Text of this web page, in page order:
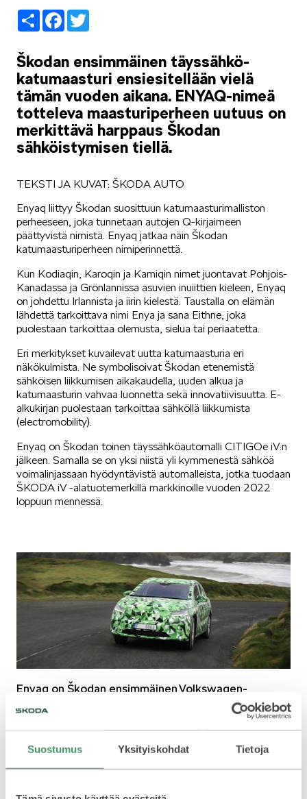
Suostumus Yksityiskohdat Tietoja
SIMPLY CLEVER
SÄHKÖAUTOILU
KOEAJOSSA
MEIDÄN ŠKODAMME
ŠKODA PALVELEE
ShareFacebook
Škodan ensimmäinen täyssähkö-
katumaasturi ensiesitellään vielä
tämän vuoden aikana. ENYAQ-nimeä
totteleva maasturiperheen uutuus on
merkittävä harppaus Škodan
sähköistymisen tiellä.
TEKSTI JA KUVAT: ŠKODA AUTO
Enyaq liittyy Škodan suosittuun katumaasturimalliston
perheeseen, joka tunnetaan autojen Q-kirjaimeen
päättyvistä nimistä. Enyaq jatkaa näin Škodan
katumaasturiperheen nimiperinnettä.
Kun Kodiaqin, Karoqin ja Kamiqin nimet juontavat Pohjois-
Kanadassa ja Grönlannissa asuvien inuiittien kieleen, Enyaq
on johdettu Irlannista ja iirin kielestä. Taustalla on elämän
lähdettä tarkoittava nimi Enya ja sana Eithne, joka
puolestaan tarkoittaa olemusta, sielua tai periaatetta.
Eri merkitykset kuvailevat uutta katumaasturia eri
näkökulmista. Ne symbolisoivat Škodan etenemistä
sähköisen liikkumisen aikakaudella, uuden alkua ja
katumaasturin vahvaa luonnetta sekä innovatiivisuutta. E-
alkukirjan puolestaan tarkoittaa sähköllä liikkumista
(electromobility).
Enyaq on Škodan toinen täyssähköautomalli CITIGOe iV:n
jälkeen. Samalla se on yksi niistä yli kymmenestä sähköä
voimalinjassaan hyödyntävistä automalleista, jotka tuodaan
ŠKODA iV -alatuotemerkillä markkinoille vuoden 2022
loppuun mennessä.
Enyaq on Škodan ensimmäinen Volkswagen-
konsernin sähköautojen skaalautuvaan MEB-
perustekniikkaan pohjautuva
sarjatuotantoautomalli.